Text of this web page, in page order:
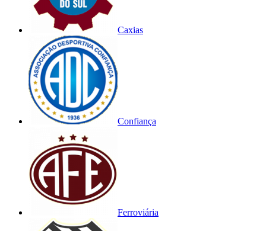
Caxias
Confiança
Ferroviária